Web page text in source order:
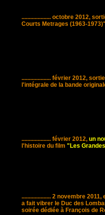
.................... octobre 2012,
Courts Metrages (1963-
.................... février 2012,
l'intégrale de la bande
.................... février 2012, un
l'histoire du film "Les
.................... 2 novembre 2011,
a fait vibrer le Duc des
soirée dédiée à François de